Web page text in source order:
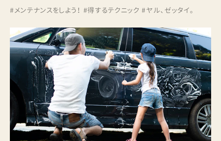
#メンテナンスをしよう！ #得するテクニック #ヤル、ゼッタイ。